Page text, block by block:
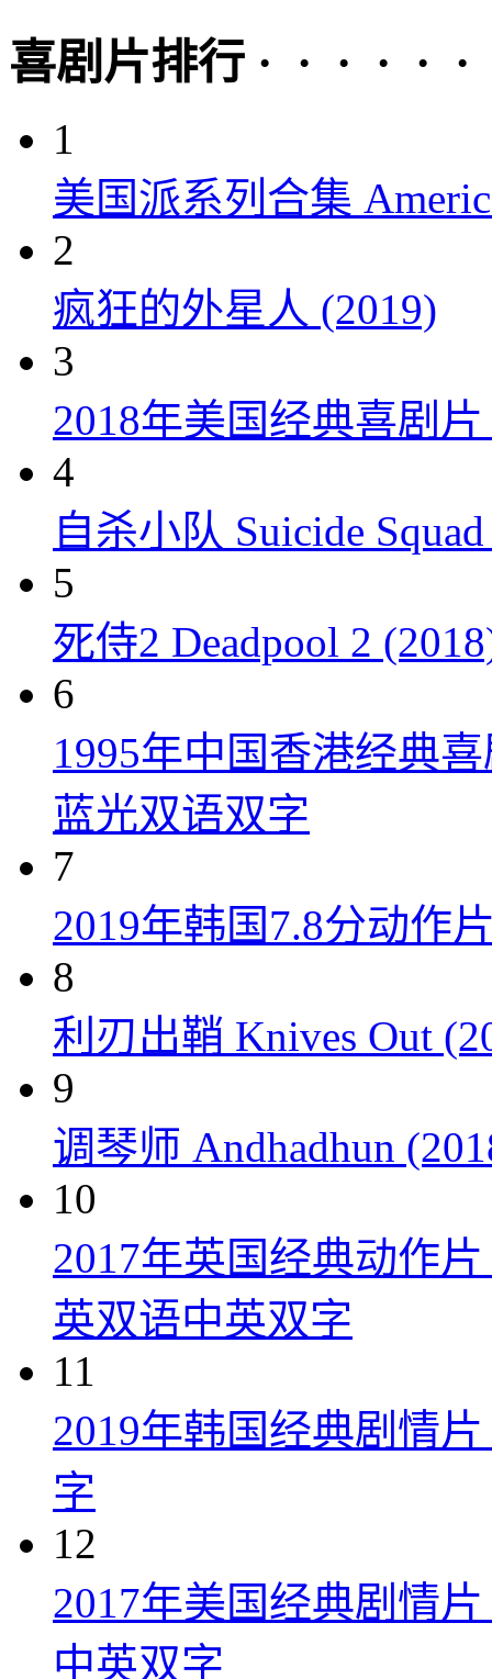
喜剧片排行 · · · · · ·
1
美国派系列合集
2
疯狂的外星人 (2019)
3
2018年美国经典喜剧
4
自杀小队 Suicide
5
死侍2 Deadpool 2
6
1995年中国香港经典
蓝光双语双字
7
2019年韩国7.8分动作
8
利刃出鞘 Knives Out
9
调琴师 Andhadhun
10
2017年英国经典动作
英双语中英双字
11
2019年韩国经典剧情
字
12
2017年美国经典剧情
中英双字